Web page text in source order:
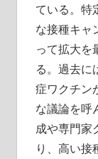
ている。特
な接種キャ
って拡大を
る。過去に
症ワクチン
な議論を呼
成や専門家
り、高い接